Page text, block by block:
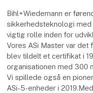
Bihl+Wiedemann er
sikkerhedsteknologi med
vigtig rolle inden for
Vores ASi Master var
blev tildelt et certifikat i
organisationen med 300
Vi spillede også en
ASi-5-enheder i